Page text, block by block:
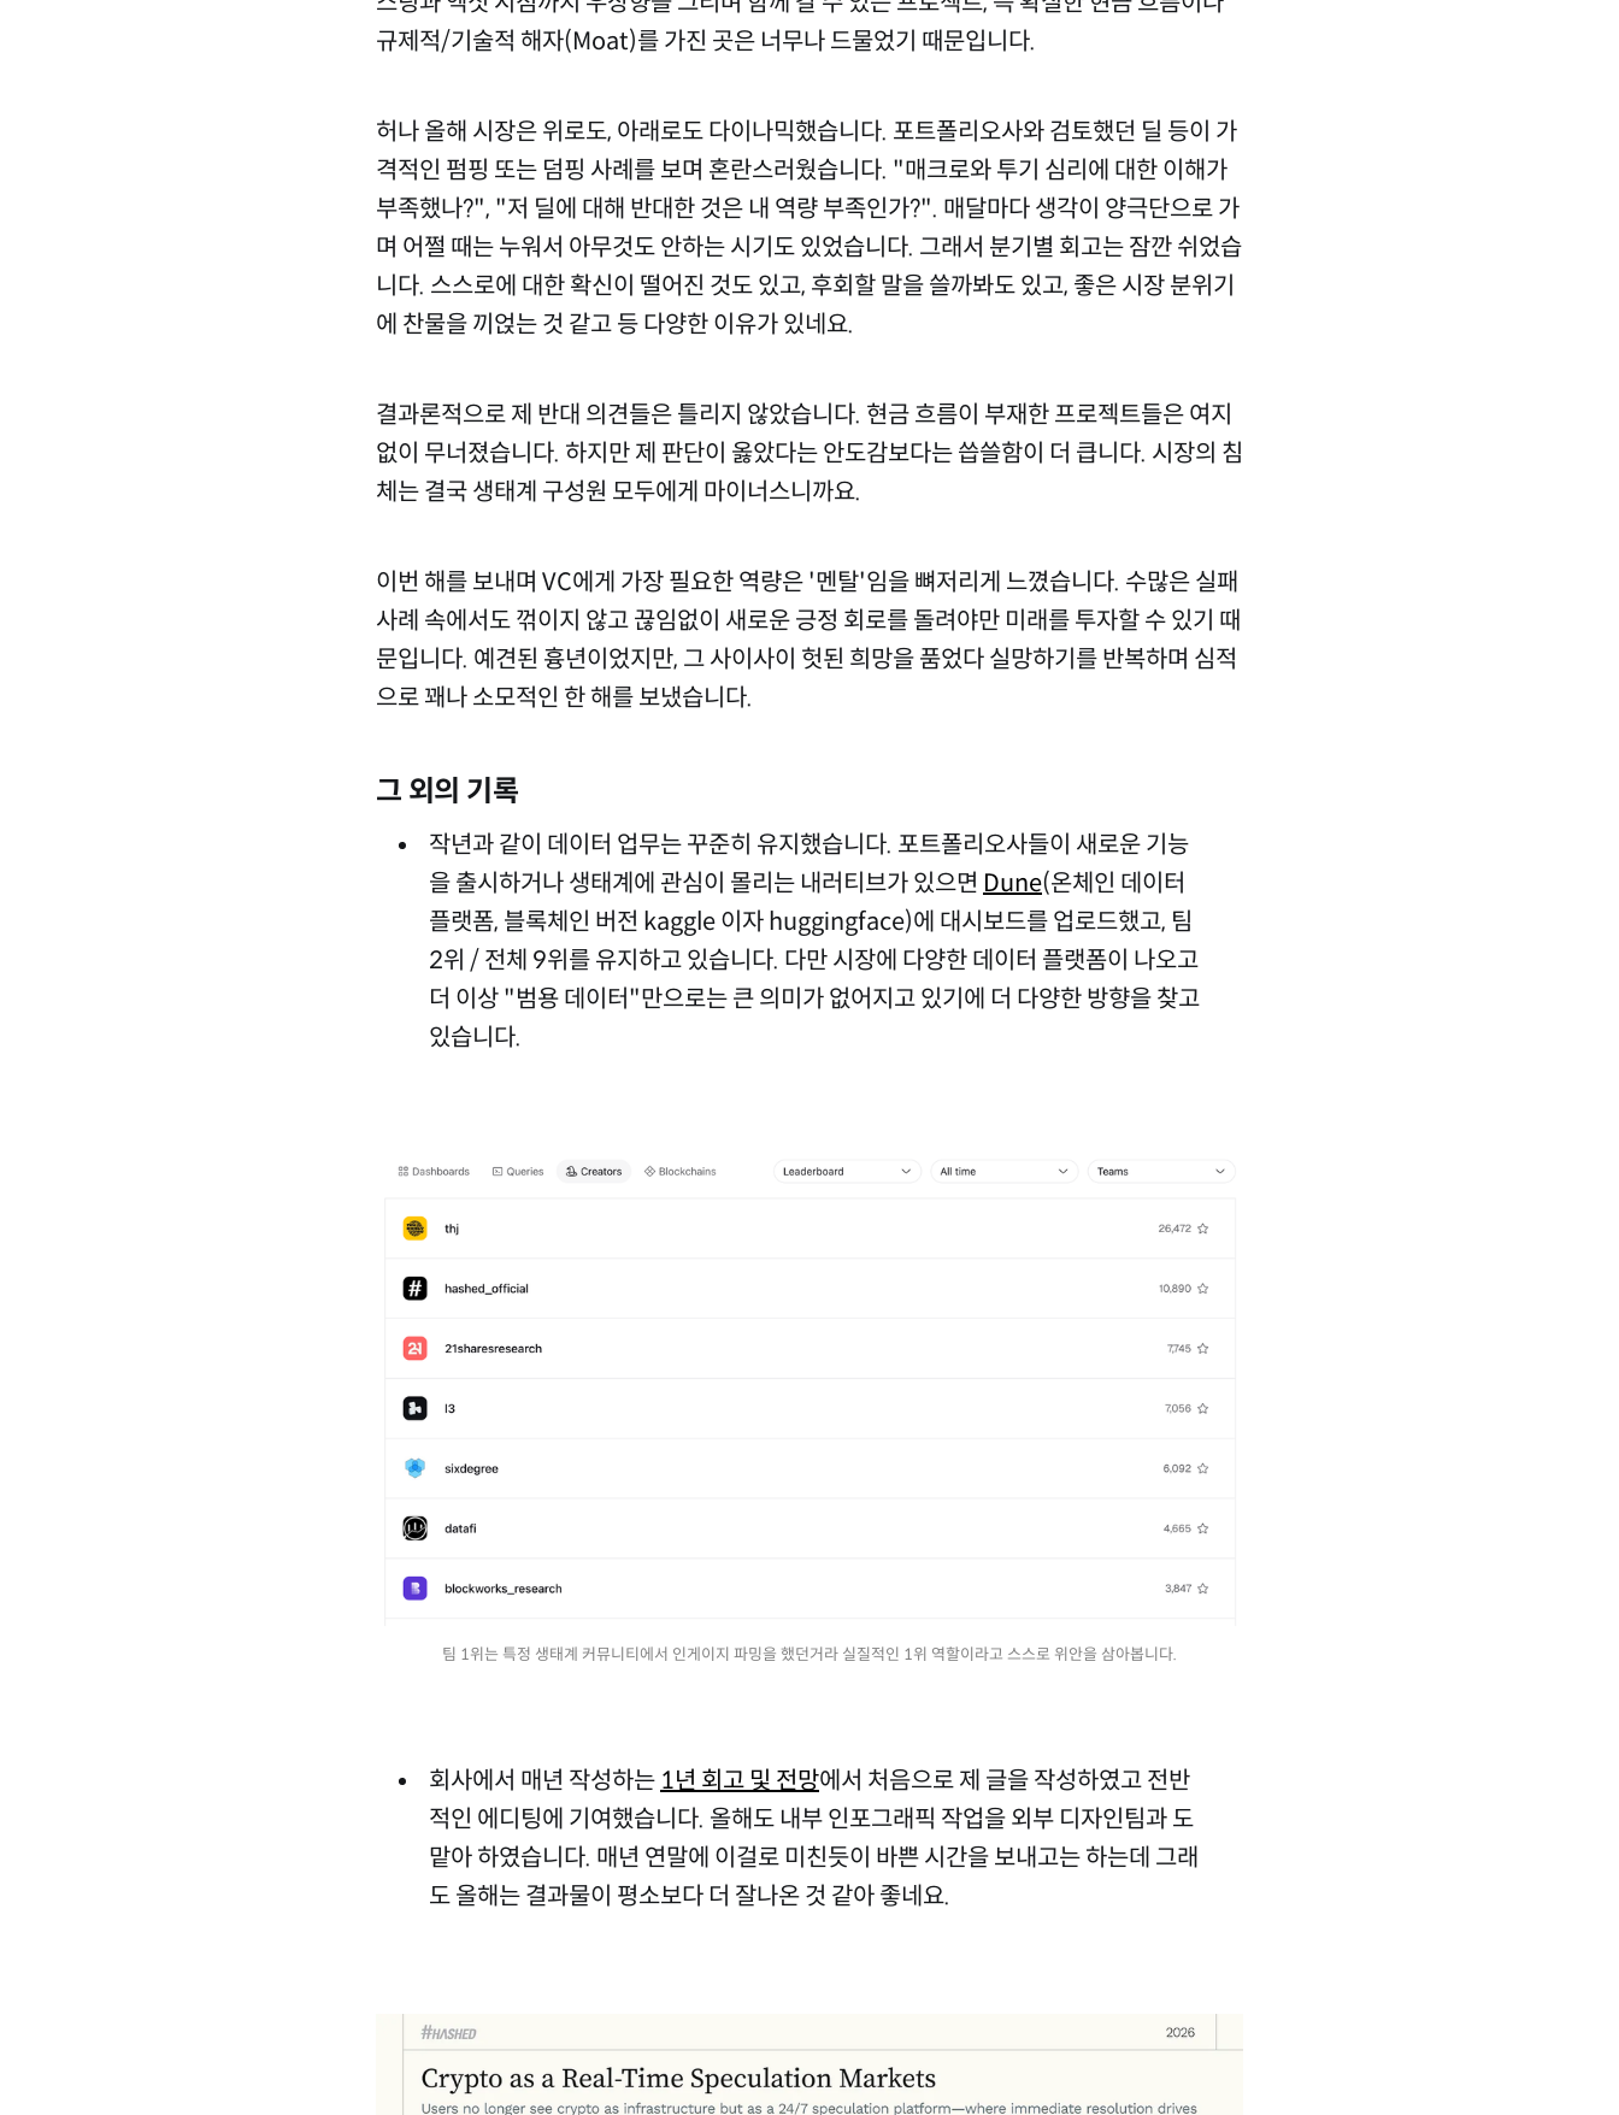
규제적/기술적 해자(Moat)를 가진 곳은 너무나 드물었기 때문입니다.
허나 올해 시장은 위로도, 아래로도 다이나믹했습니다. 포트폴리오사와 검토했던 딜 등이 가
격적인 펌핑 또는 덤핑 사례를 보며 혼란스러웠습니다. "매크로와 투기 심리에 대한 이해가
부족했나?", "저 딜에 대해 반대한 것은 내 역량 부족인가?". 매달마다 생각이 양극단으로 가
며 어쩔 때는 누워서 아무것도 안하는 시기도 있었습니다. 그래서 분기별 회고는 잠깐 쉬었습
니다. 스스로에 대한 확신이 떨어진 것도 있고, 후회할 말을 쓸까봐도 있고, 좋은 시장 분위기
에 찬물을 끼얹는 것 같고 등 다양한 이유가 있네요.
결과론적으로 제 반대 의견들은 틀리지 않았습니다. 현금 흐름이 부재한 프로젝트들은 여지
없이 무너졌습니다. 하지만 제 판단이 옳았다는 안도감보다는 씁쓸함이 더 큽니다. 시장의 침
체는 결국 생태계 구성원 모두에게 마이너스니까요.
이번 해를 보내며 VC에게 가장 필요한 역량은 '멘탈'임을 뼈저리게 느꼈습니다. 수많은 실패
사례 속에서도 꺾이지 않고 끊임없이 새로운 긍정 회로를 돌려야만 미래를 투자할 수 있기 때
문입니다. 예견된 흉년이었지만, 그 사이사이 헛된 희망을 품었다 실망하기를 반복하며 심적
으로 꽤나 소모적인 한 해를 보냈습니다.
그 외의 기록
작년과 같이 데이터 업무는 꾸준히 유지했습니다. 포트폴리오사들이 새로운 기능
을 출시하거나 생태계에 관심이 몰리는 내러티브가 있으면 Dune(온체인 데이터
플랫폼, 블록체인 버전 kaggle 이자 huggingface)에 대시보드를 업로드했고, 팀
2위 / 전체 9위를 유지하고 있습니다. 다만 시장에 다양한 데이터 플랫폼이 나오고
더 이상 "범용 데이터"만으로는 큰 의미가 없어지고 있기에 더 다양한 방향을 찾고
있습니다.
팀 1위는 특정 생태계 커뮤니티에서 인게이지 파밍을 했던거라 실질적인 1위 역할이라고 스스로 위안을 삼아봅니다.
회사에서 매년 작성하는 1년 회고 및 전망에서 처음으로 제 글을 작성하였고 전반
적인 에디팅에 기여했습니다. 올해도 내부 인포그래픽 작업을 외부 디자인팀과 도
맡아 하였습니다. 매년 연말에 이걸로 미친듯이 바쁜 시간을 보내고는 하는데 그래
도 올해는 결과물이 평소보다 더 잘나온 것 같아 좋네요.